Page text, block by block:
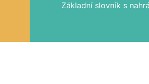
Základní slovník s